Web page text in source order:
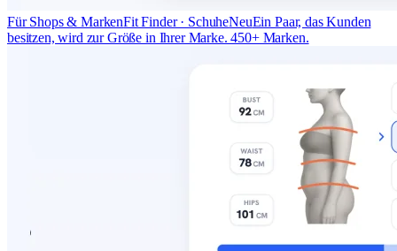
Für Shops & MarkenFit Finder · SchuheNeuEin Paar, das Kunden
besitzen, wird zur Größe in Ihrer Marke. 450+ Marken.